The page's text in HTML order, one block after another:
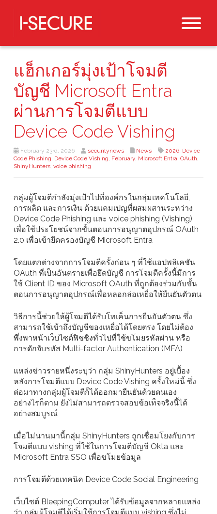
แฮ็กเกอร์มุ่งเป้าโจมตี
บัญชี Microsoft Entra
ผ่านการโจมตีแบบ
Device Code Vishing
February 23rd, 2026 securitynews News 2026, Device
Code Phishing, Device Code Vishing, February, Microsoft Entra, OAuth,
ShinyHunters, voice phishing
กลุ่มผู้โจมตีกำลังมุ่งเป้าไปที่องค์กรในกลุ่มเทคโนโลยี,
การผลิต และการเงิน ด้วยแคมเปญที่ผสมผสานระหว่าง
Device Code Phishing และ voice phishing (Vishing)
เพื่อใช้ประโยชน์จากขั้นตอนการอนุญาตอุปกรณ์ OAuth
2.0 เพื่อเข้ายึดครองบัญชี Microsoft Entra
โดยแตกต่างจากการโจมตีครั้งก่อน ๆ ที่ใช้แอปพลิเคชัน
OAuth ที่เป็นอันตรายเพื่อยึดบัญชี การโจมตีครั้งนี้มีการ
ใช้ Client ID ของ Microsoft OAuth ที่ถูกต้องร่วมกับขั้น
ตอนการอนุญาตอุปกรณ์เพื่อหลอกล่อเหยื่อให้ยืนยันตัวตน
วิธีการนี้ช่วยให้ผู้โจมตีได้รับโทเค็นการยืนยันตัวตน ซึ่ง
สามารถใช้เข้าถึงบัญชีของเหยื่อได้โดยตรง โดยไม่ต้อง
พึ่งพาหน้าเว็บไซต์ฟิชชิงทั่วไปที่ใช้ขโมยรหัสผ่าน หรือ
การดักจับรหัส Multi-factor Authentication (MFA)
แหล่งข่าวรายหนึ่งระบุว่า กลุ่ม ShinyHunters อยู่เบื้อง
หลังการโจมตีแบบ Device Code Vishing ครั้งใหม่นี้ ซึ่ง
ต่อมาทางกลุ่มผู้โจมตีก็ได้ออกมายืนยันด้วยตนเอง
อย่างไรก็ตาม ยังไม่สามารถตรวจสอบข้อเท็จจริงนี้ได้
อย่างสมบูรณ์
เมื่อไม่นานมานี้กลุ่ม ShinyHunters ถูกเชื่อมโยงกับการ
โจมตีแบบ vishing ที่ใช้ในการโจมตีบัญชี Okta และ
Microsoft Entra SSO เพื่อขโมยข้อมูล
การโจมตีด้วยเทคนิค Device Code Social Engineering
เว็บไซต์ BleepingComputer ได้รับข้อมูลจากหลายแหล่ง